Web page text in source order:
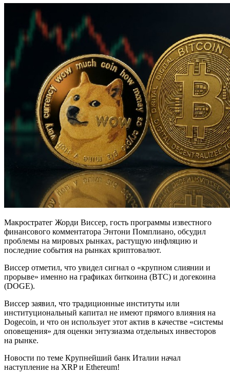
Макростратег Жорди Виссер, гость программы известного
финансового комментатора Энтони Помплиано, обсудил
проблемы на мировых рынках, растущую инфляцию и
последние события на рынках криптовалют.
Виссер отметил, что увидел сигнал о «крупном слиянии и
прорыве» именно на графиках биткоина (BTC) и догекоина
(DOGE).
Виссер заявил, что традиционные институты или
институциональный капитал не имеют прямого влияния на
Dogecoin, и что он использует этот актив в качестве «системы
оповещения» для оценки энтузиазма отдельных инвесторов
на рынке.
Новости по теме Крупнейший банк Италии начал
наступление на XRP и Ethereum!